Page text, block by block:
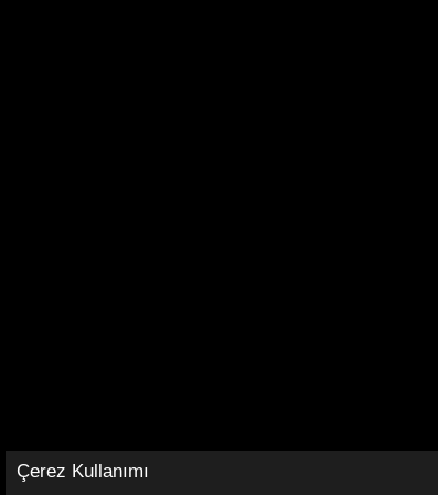
Çerez Kullanımı